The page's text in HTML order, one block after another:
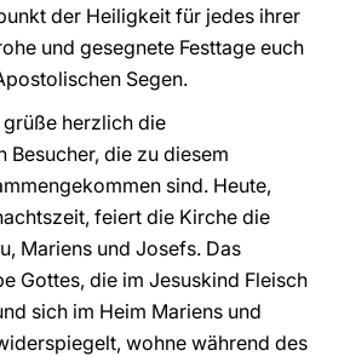
der Heiligkeit für jedes ihrer
und gesegnete Festtage euch
Segen.
grüße herzlich die
Besucher, die zu diesem
sind. Heute,
feiert die Kirche die
Mariens und Josefs. Das
Gottes, die im Jesuskind Fleisch
sich im Heim Mariens und
wohne während des